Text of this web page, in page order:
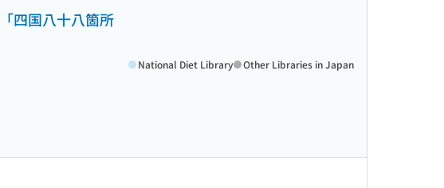
「四国八十八箇所
National Diet Library Other Libraries in Japan